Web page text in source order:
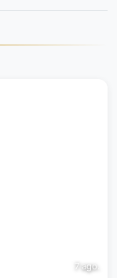
7 ago.